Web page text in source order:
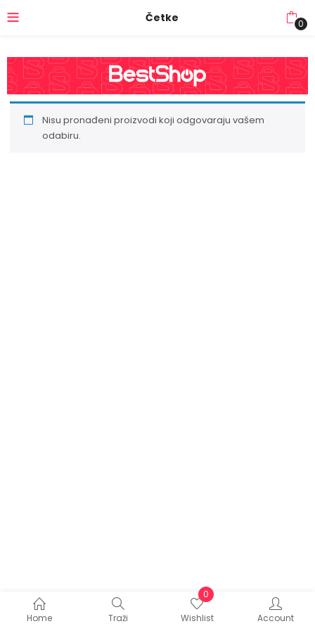
Četke 0
Home Traži
0
Wishlist
Account
Nisu pronađeni proizvodi koji odgovaraju vašem
odabiru.